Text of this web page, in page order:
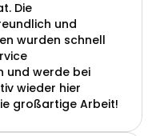
Die
und
wurden schnell
und werde bei
wieder hier
großartige Arbeit!